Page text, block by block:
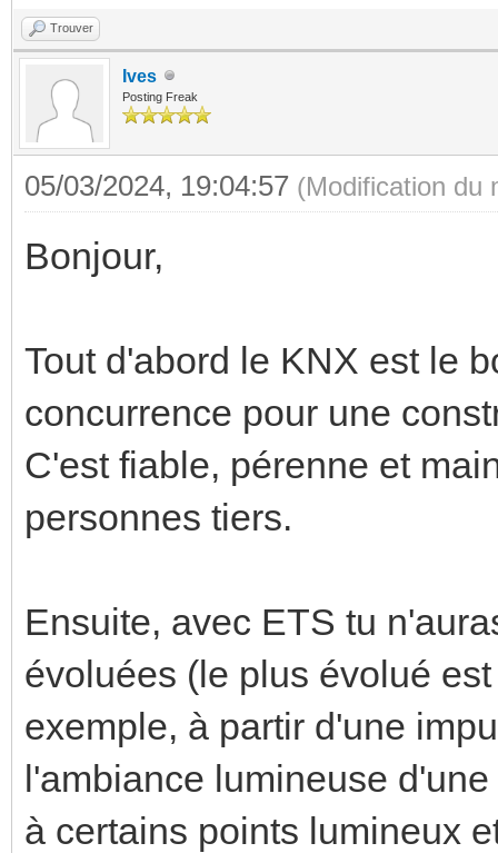
Trouver
Ives
Posting Freak
05/03/2024, 19:04:57 (Modification du
Bonjour,
Tout d'abord le KNX est le
concurrence pour une
C'est fiable, pérenne et
personnes tiers.
Ensuite, avec ETS tu
évoluées (le plus évolué
exemple, à partir d'une
l'ambiance lumineuse
à certains points lumineux